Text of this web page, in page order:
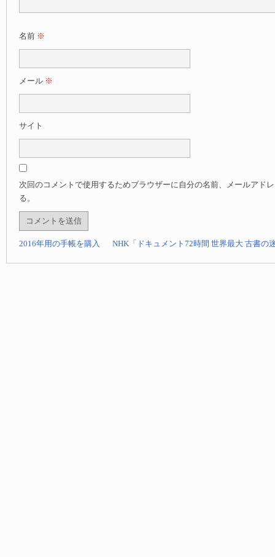
名前 ※
メール ※
サイト
次回のコメントで使用するためブラウザーに自分の名前、メールアド
る。
2016年用の手帳を購入 NHK「ドキュメント72時間 世界最大 古書の